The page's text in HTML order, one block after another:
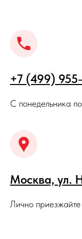
+7 (499)
С понедельника
Москва, ул.
Лично